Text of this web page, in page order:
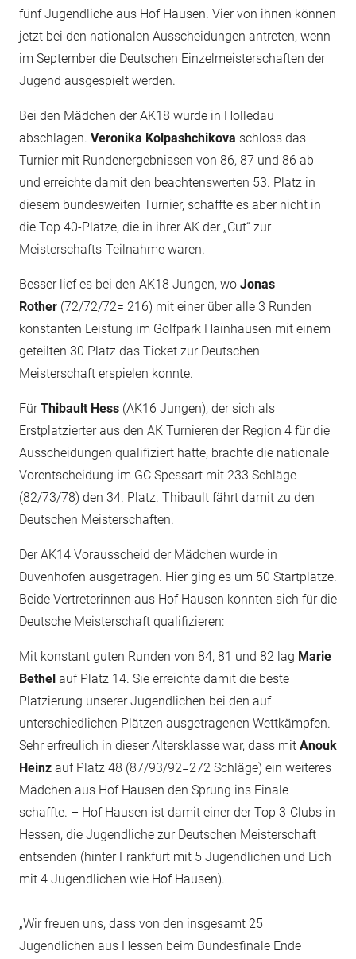
fünf Jugendliche aus Hof Hausen. Vier von ihnen können
jetzt bei den nationalen Ausscheidungen antreten, wenn
im September die Deutschen Einzelmeisterschaften der
Jugend ausgespielt werden.
Bei den Mädchen der AK18 wurde in Holledau
abschlagen. Veronika Kolpashchikova schloss das
Turnier mit Rundenergebnissen von 86, 87 und 86 ab
und erreichte damit den beachtenswerten 53. Platz in
diesem bundesweiten Turnier, schaffte es aber nicht in
die Top 40-Plätze, die in ihrer AK der „Cut“ zur
Meisterschafts-Teilnahme waren.
Besser lief es bei den AK18 Jungen, wo Jonas
Rother (72/72/72= 216) mit einer über alle 3 Runden
konstanten Leistung im Golfpark Hainhausen mit einem
geteilten 30 Platz das Ticket zur Deutschen
Meisterschaft erspielen konnte.
FürThibault Hess (AK16 Jungen), der sich als
Erstplatzierter aus den AK Turnieren der Region 4 für die
Ausscheidungen qualifiziert hatte, brachte die nationale
Vorentscheidung im GC Spessart mit 233 Schläge
(82/73/78) den 34. Platz. Thibault fährt damit zu den
Deutschen Meisterschaften.
Der AK14 Vorausscheid der Mädchen wurde in
Duvenhofen ausgetragen. Hier ging es um 50 Startplätze.
Beide Vertreterinnen aus Hof Hausen konnten sich für die
Deutsche Meisterschaft qualifizieren:
Mit konstant guten Runden von 84, 81 und 82 lag Marie
Bethel auf Platz 14. Sie erreichte damit die beste
Platzierung unserer Jugendlichen bei den auf
unterschiedlichen Plätzen ausgetragenen Wettkämpfen.
Sehr erfreulich in dieser Altersklasse war, dass mit Anouk
Heinz auf Platz 48 (87/93/92=272 Schläge) ein weiteres
Mädchen aus Hof Hausen den Sprung ins Finale
schaffte. – Hof Hausen ist damit einer der Top 3-Clubs in
Hessen, die Jugendliche zur Deutschen Meisterschaft
entsenden (hinter Frankfurt mit 5 Jugendlichen und Lich
mit 4 Jugendlichen wie Hof Hausen).
„Wir freuen uns, dass von den insgesamt 25
Jugendlichen aus Hessen beim Bundesfinale Ende